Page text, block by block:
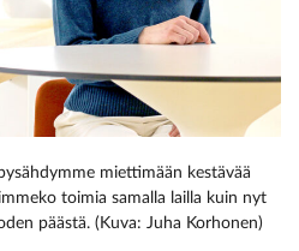
miettimään kestävää
toimia samalla lailla kuin nyt
päästä. (Kuva: Juha Korhonen)